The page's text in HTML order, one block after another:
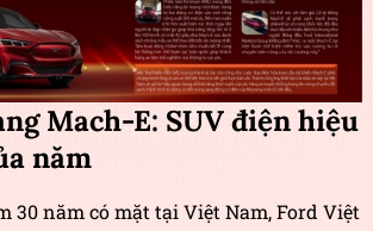
Mach-E: SUV điện hiệu
năm
30 năm có mặt tại Việt Nam, Ford Việt